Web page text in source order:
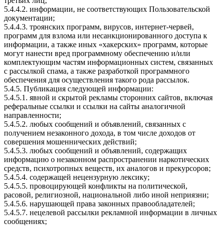
5.4.4.2. информации, не соответствующих Пользовательской
документации;
5.4.4.3. троянских программ, вирусов, интернет-червей,
программ для взлома или несанкционированного доступа к
информации, а также иных «хакерских» программ, которые
могут нанести вред программному обеспечению и/или
комплектующим частям информационных систем, связанных
с рассылкой спама, а также разработкой программного
обеспечения для осуществления такого рода рассылок.
5.4.5. Публикация следующей информации:
5.4.5.1. явной и скрытой рекламы сторонних сайтов, включая
реферальные ссылки и ссылки на сайты аналогичной
направленности;
5.4.5.2. любых сообщений и объявлений, связанных с
получением незаконного дохода, в том числе доходов от
совершения мошеннических действий;
5.4.5.3. любых сообщений и объявлений, содержащих
информацию о незаконном распространении наркотических
средств, психотропных веществ, их аналогов и прекурсоров;
5.4.5.4. содержащей нецензурную лексику;
5.4.5.5. провоцирующей конфликты на политической,
расовой, религиозной, национальной либо иной неприязни;
5.4.5.6. нарушающей права законных правообладателей;
5.4.5.7. нецелевой рассылки рекламной информации в личных
сообщениях;